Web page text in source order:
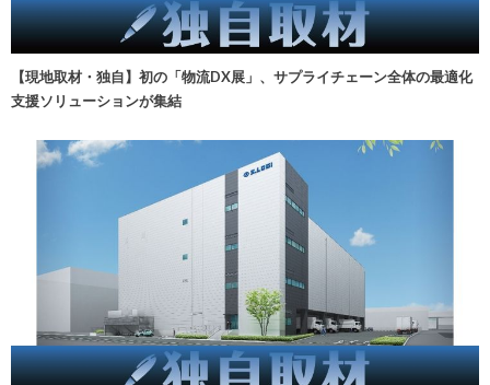
【現地取材・独自】初の「物流DX展」、サプライチェーン全体の最適化
支援ソリューションが集結